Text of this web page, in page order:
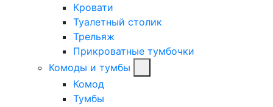
Кровати
Туалетный столик
Трельяж
Прикроватные тумбочки
Комоды и тумбы
Комод
Тумбы